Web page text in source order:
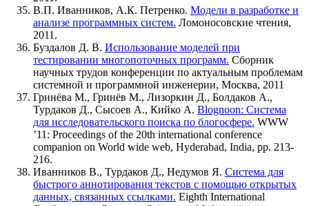
В.П. Иванников, А.К. Петренко. Модели в разработке и
анализе программных систем. Ломоносовские чтения,
2011.
Буздалов Д. В. Использование моделей при
тестировании многопоточных программ. Сборник
научных трудов конференции по актуальным проблемам
системной и программной инженерии, Москва, 2011
Гринёва М., Гринёв М., Лизоркин Д., Болдаков А.,
Турдаков Д., Сысоев А., Кийко А. Blognoon: Система
для исследовательского поиска по блогосфере. WWW
’11: Proceedings of the 20th international conference
companion on World wide web, Hyderabad, India, pp. 213-
216.
Иванников В., Турдаков Д., Недумов Я. Система для
быстрого аннотирования текстов с помощью открытых
данных, связанных ссылками. Eighth International